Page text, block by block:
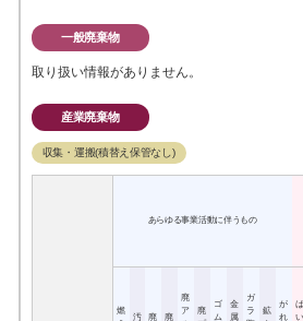
一般廃棄物
取り扱い情報がありません。
産業廃棄物
収集・運搬(積替え保管なし)
あらゆる事業活動に伴うもの
燃
汚
廃
廃
廃
ア
廃
ゴ
ム
金
属
ガ
ラ
鉱
が
れ
ば
い